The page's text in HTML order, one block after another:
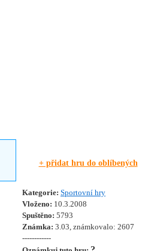
+ přidat hru do oblíbených
Kategorie: Sportovní hry
Vloženo: 10.3.2008
Spuštěno: 5793
Známka: 3.03, známkovalo: 2607
------------